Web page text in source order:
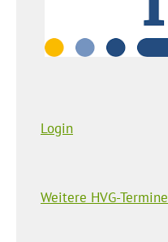
Login
Weitere HVG-Termine